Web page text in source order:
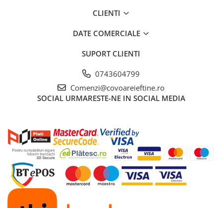
CLIENTI
DATE COMERCIALE
SUPORT CLIENTI
0743604799
Comenzi@covoareieftine.ro
SOCIAL URMARESTE-NE IN SOCIAL MEDIA